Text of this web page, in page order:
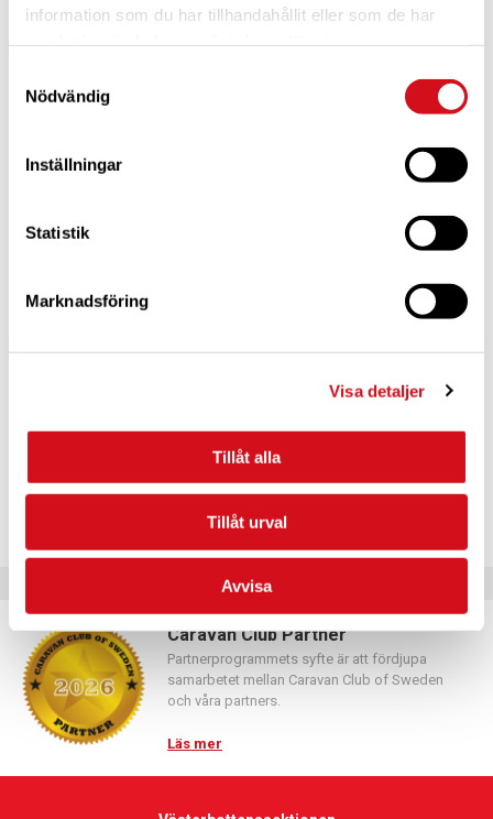
information som du har tillhandahållit eller som de har
Nödvändig
Inställningar
Statistik
Marknadsföring
Visa detaljer
Tillåt alla
Tillåt urval
Avvisa
Bli medlem idag.
Logga in med hjälp av formuläret och följ anvisningarna.
Caravan Club Partner
Partnerprogrammets syfte är att fördjupa
samarbetet mellan Caravan Club of Sweden
och våra partners.
Läs mer